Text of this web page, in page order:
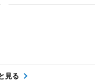
見る